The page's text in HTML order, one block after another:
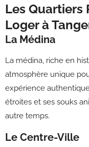
Les Quartiers
Loger à
La Médina
La médina, riche en
atmosphère unique
expérience
étroites et ses souks
autre temps.
Le Centre-Ville